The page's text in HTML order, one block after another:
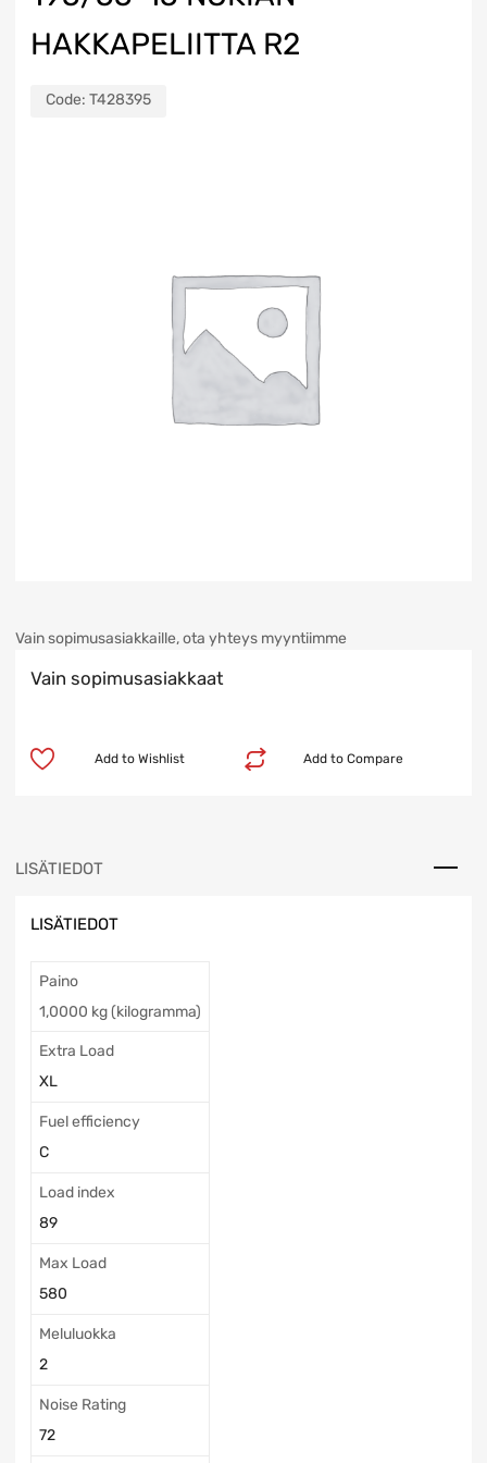
HAKKAPELIITTA R2
Code: T428395
Vain sopimusasiakkaille, ota yhteys myyntiimme
Vain sopimusasiakkaat
Add to Compare
Add to Wishlist
LISÄTIEDOT
LISÄTIEDOT
Paino
1,0000 kg (kilogramma)
Extra Load
XL
Fuel efficiency
C
Load index
89
Max Load
580
Meluluokka
2
Noise Rating
72